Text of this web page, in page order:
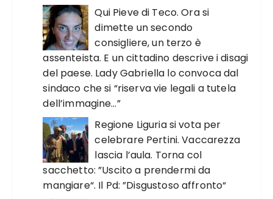
Qui Pieve di Teco. Ora si
dimette un secondo
consigliere, un terzo è
assenteista. E un cittadino descrive i disagi
del paese. Lady Gabriella lo convoca dal
sindaco che si “riserva vie legali a tutela
dell’immagine…”
Regione Liguria si vota per
celebrare Pertini. Vaccarezza
lascia l’aula. Torna col
sacchetto: ”Uscito a prendermi da
mangiare“. Il Pd: ”Disgustoso affronto“